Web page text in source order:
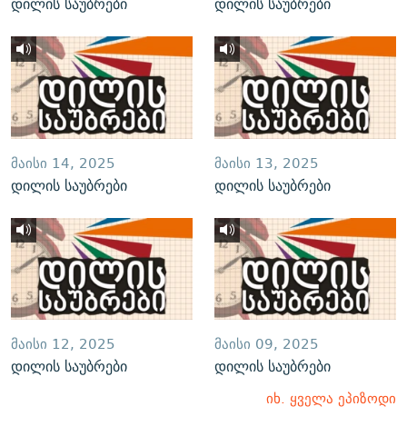
ᲛᲐᲘᲡᲘ 14, 2025
დილის საუბრები
ᲛᲐᲘᲡᲘ 13, 2025
დილის საუბრები
ᲛᲐᲘᲡᲘ 12, 2025
დილის საუბრები
ᲛᲐᲘᲡᲘ 09, 2025
დილის საუბრები
იხ. ყველა ეპიზოდი